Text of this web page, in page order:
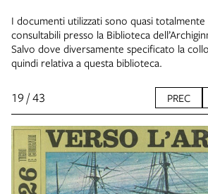
I documenti utilizzati sono quasi
consultabili presso la Biblioteca
Salvo dove diversamente specificato la
quindi relativa a questa biblioteca.
19 / 43 PREC